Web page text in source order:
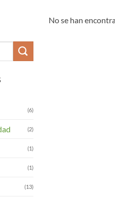
(6)
(2)
(1)
(1)
(13)
No se han